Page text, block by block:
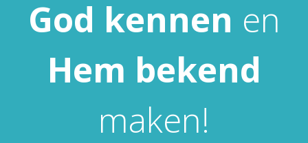
God kennen en
Hem bekend
maken!